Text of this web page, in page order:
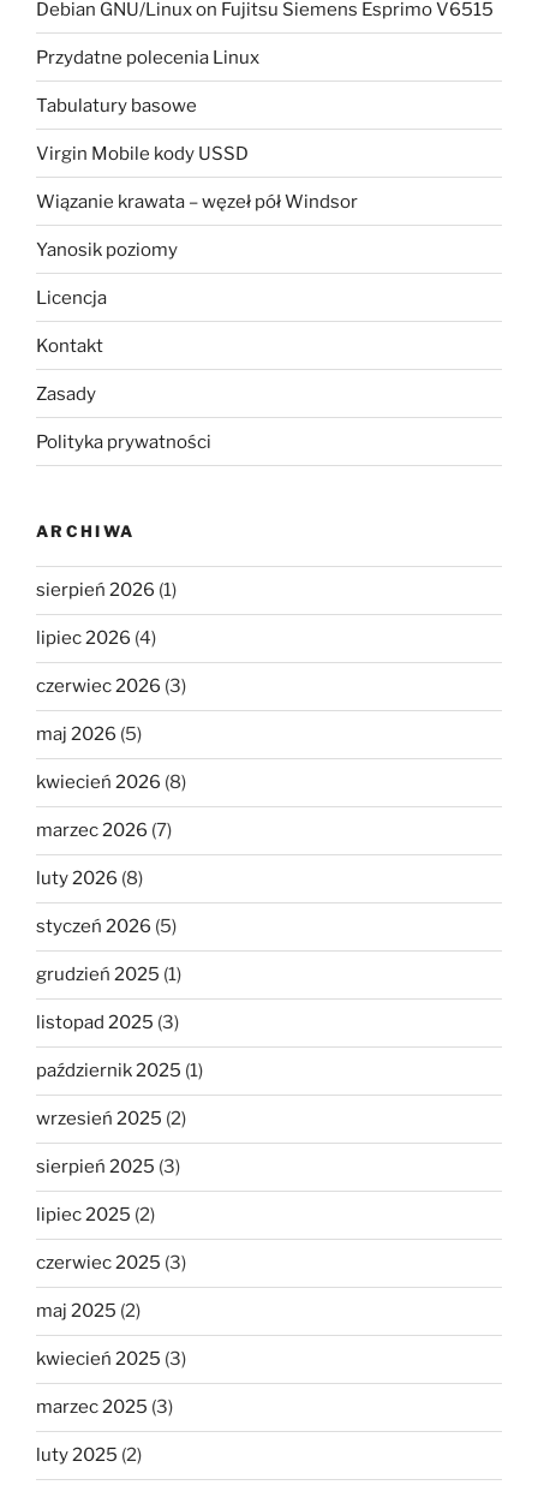
Debian GNU/Linux on Fujitsu Siemens Esprimo V6515
Przydatne polecenia Linux
Tabulatury basowe
Virgin Mobile kody USSD
Wiązanie krawata – węzeł pół Windsor
Yanosik poziomy
Licencja
Kontakt
Zasady
Polityka prywatności
ARCHIWA
sierpień 2026 (1)
lipiec 2026 (4)
czerwiec 2026 (3)
maj 2026 (5)
kwiecień 2026 (8)
marzec 2026 (7)
luty 2026 (8)
styczeń 2026 (5)
grudzień 2025 (1)
listopad 2025 (3)
październik 2025 (1)
wrzesień 2025 (2)
sierpień 2025 (3)
lipiec 2025 (2)
czerwiec 2025 (3)
maj 2025 (2)
kwiecień 2025 (3)
marzec 2025 (3)
luty 2025 (2)